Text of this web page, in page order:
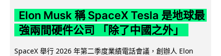
Elon Musk 稱 SpaceX Tesla 是地球最
強兩間硬件公司 「除了中國之外」
SpaceX 舉行 2026 年第二季度業績電話會議，創辦人 Elon